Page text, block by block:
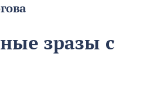
зразы с